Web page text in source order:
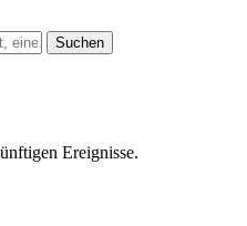
Suchen
Ereignisse.